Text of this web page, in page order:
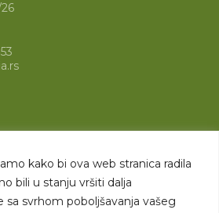
kako bi ova web stranica radila
bili u stanju vršiti dalja
sa svrhom poboljšavanja vašeg